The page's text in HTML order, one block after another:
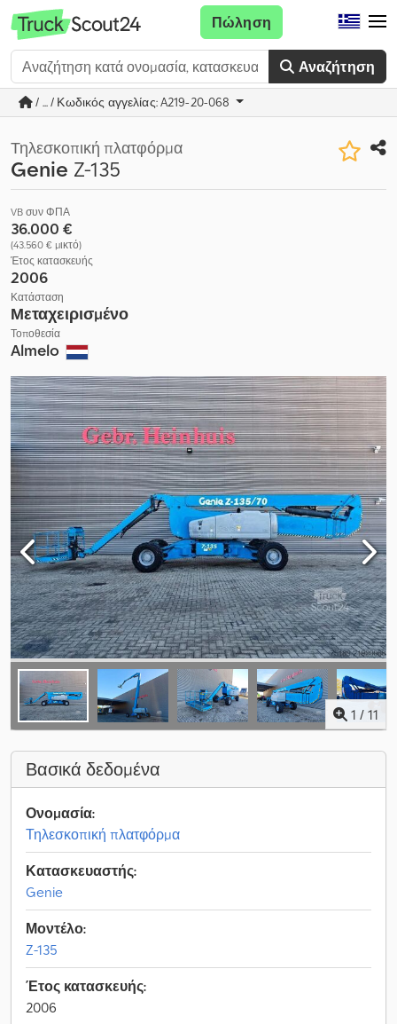
Αναζήτηση
Πώληση
/ ... / Κωδικός αγγελίας: A219-20-068
Τηλεσκοπική πλατφόρμα
Genie Z-135
VB συν ΦΠΑ
36.000 €
(43.560 € μικτό)
Έτος κατασκευής
2006
Κατάσταση
Μεταχειρισμένο
Τοποθεσία
Almelo
1 / 11
Βασικά δεδομένα
Ονομασία:
Τηλεσκοπική πλατφόρμα
Κατασκευαστής:
Genie
Μοντέλο:
Z-135
Έτος κατασκευής:
2006